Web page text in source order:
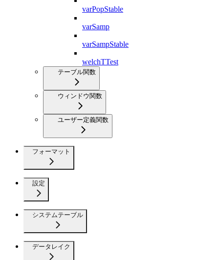
varPopStable
varSamp
varSampStable
welchTTest
テーブル関数
ウィンドウ関数
ユーザー定義関数
フォーマット
設定
システムテーブル
データレイク